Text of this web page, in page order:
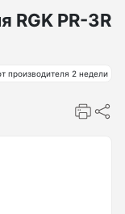
RGK PR-3R
производителя 2 недели